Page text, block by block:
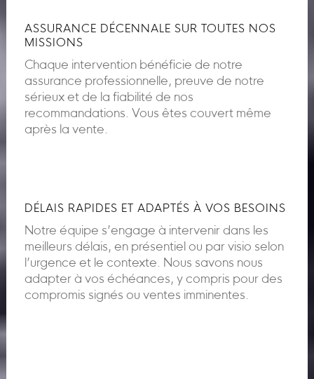
ASSURANCE DÉCENNALE SUR TOUTES NOS
MISSIONS
Chaque intervention bénéficie de notre
assurance professionnelle, preuve de notre
sérieux et de la fiabilité de nos
recommandations. Vous êtes couvert même
après la vente.
DÉLAIS RAPIDES ET ADAPTÉS À VOS BESOINS
Notre équipe s’engage à intervenir dans les
meilleurs délais, en présentiel ou par visio selon
l’urgence et le contexte. Nous savons nous
adapter à vos échéances, y compris pour des
compromis signés ou ventes imminentes.